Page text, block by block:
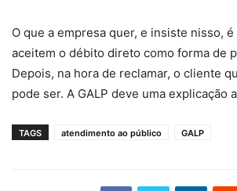
O que a empresa quer, e insiste nisso,
aceitem o débito direto como forma de
Depois, na hora de reclamar, o cliente
pode ser. A GALP deve uma explicação
TAGS atendimento ao público GALP